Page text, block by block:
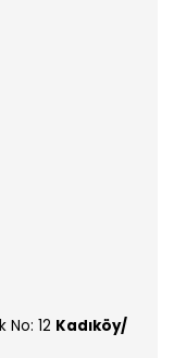
12 Kadıköy/